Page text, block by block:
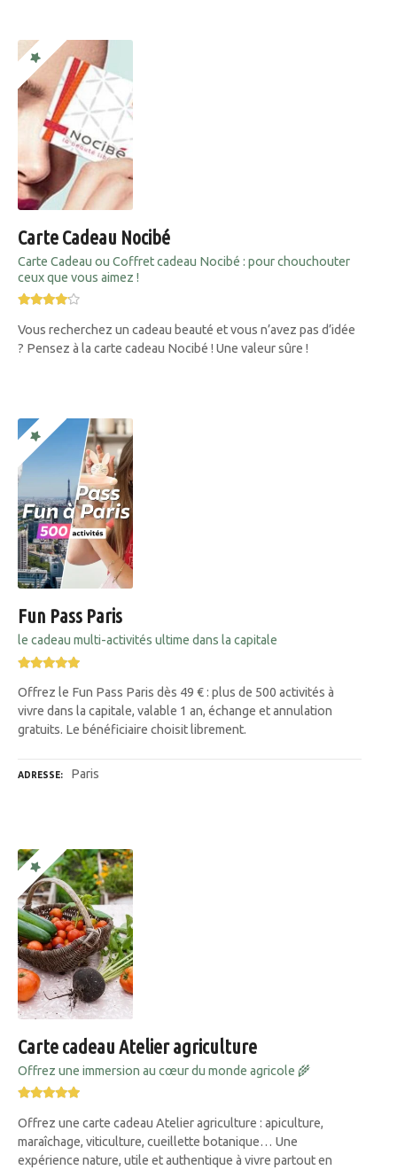
Carte Cadeau Nocibé
Carte Cadeau ou Coffret cadeau Nocibé : pour chouchouter
ceux que vous aimez !
Vous recherchez un cadeau beauté et vous n’avez pas d’idée
? Pensez à la carte cadeau Nocibé ! Une valeur sûre !
Fun Pass Paris
le cadeau multi-activités ultime dans la capitale
Offrez le Fun Pass Paris dès 49 € : plus de 500 activités à
vivre dans la capitale, valable 1 an, échange et annulation
gratuits. Le bénéficiaire choisit librement.
ADRESSE Paris
Carte cadeau Atelier agriculture
Offrez une immersion au cœur du monde agricole 🌾
Offrez une carte cadeau Atelier agriculture : apiculture,
maraîchage, viticulture, cueillette botanique… Une
expérience nature, utile et authentique à vivre partout en